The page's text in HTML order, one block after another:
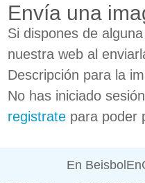
Envía una
Si dispones de
nuestra web al
Descripción para la
No has iniciado
registrate para poder
En